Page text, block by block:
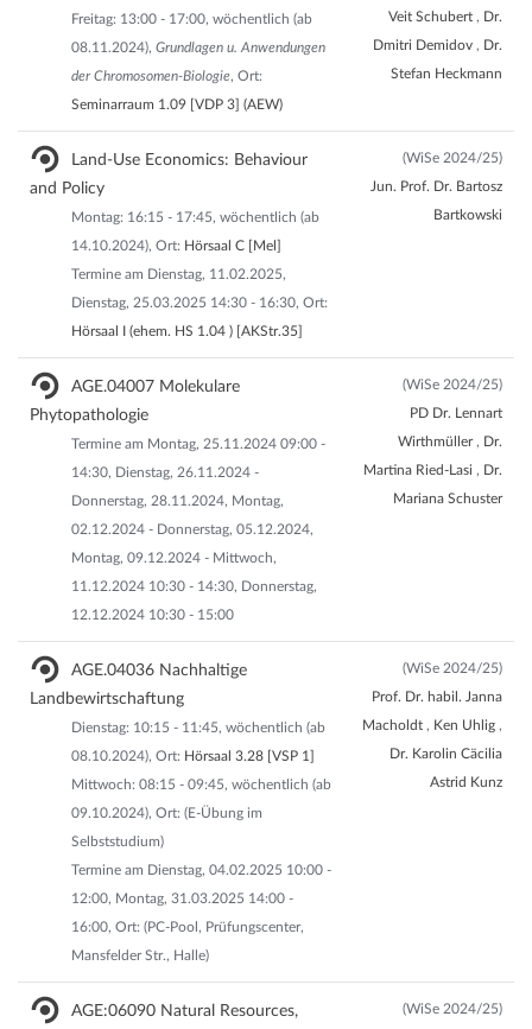
Freitag: 13:00 - 17:00, wöchentlich (ab
08.11.2024), Grundlagen u. Anwendungen
der Chromosomen-Biologie, Ort:
Seminarraum 1.09 [VDP 3] (AEW)
Veit Schubert , Dr.
Dmitri Demidov , Dr.
Stefan Heckmann
Land-Use Economics: Behaviour
and Policy
Montag: 16:15 - 17:45, wöchentlich (ab
14.10.2024), Ort: Hörsaal C [Mel]
Termine am Dienstag, 11.02.2025,
Dienstag, 25.03.2025 14:30 - 16:30, Ort:
Hörsaal I (ehem. HS 1.04 ) [AKStr.35]
(WiSe 2024/25)
Jun. Prof. Dr. Bartosz
Bartkowski
AGE.04007 Molekulare
Phytopathologie
Termine am Montag, 25.11.2024 09:00 -
14:30, Dienstag, 26.11.2024 -
Donnerstag, 28.11.2024, Montag,
02.12.2024 - Donnerstag, 05.12.2024,
Montag, 09.12.2024 - Mittwoch,
11.12.2024 10:30 - 14:30, Donnerstag,
12.12.2024 10:30 - 15:00
(WiSe 2024/25)
PD Dr. Lennart
Wirthmüller , Dr.
Martina Ried-Lasi , Dr.
Mariana Schuster
AGE.04036 Nachhaltige
Landbewirtschaftung
Dienstag: 10:15 - 11:45, wöchentlich (ab
08.10.2024), Ort: Hörsaal 3.28 [VSP 1]
Mittwoch: 08:15 - 09:45, wöchentlich (ab
09.10.2024), Ort: (E-Übung im
Selbststudium)
Termine am Dienstag, 04.02.2025 10:00 -
12:00, Montag, 31.03.2025 14:00 -
16:00, Ort: (PC-Pool, Prüfungscenter,
Mansfelder Str., Halle)
(WiSe 2024/25)
Prof. Dr. habil. Janna
Macholdt , Ken Uhlig ,
Dr. Karolin Cäcilia
Astrid Kunz
AGE:06090 Natural Resources,
(WiSe 2024/25)